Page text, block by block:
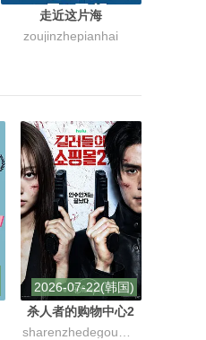
走近这片海
zoujinzhepianhai
2026-07-22(韩国)
杀人者的购物中心2